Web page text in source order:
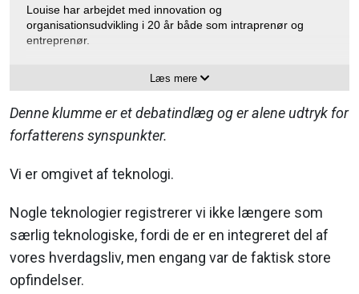
Louise har arbejdet med innovation og
organisationsudvikling i 20 år både som intraprenør og
entreprenør.
Hun beskriver sig selv om innovationsaktivist og brænder for
at være med til at skabe forandring. Sin største
har arbejdet med biblioteksudvikling – herunder udvikling af
Dokk1 i Aarhus og Smart City udvikling i både national og
international sammenhæng.
Louise har også været festivalchef for Danmarks største
været udviklings- og innovationschef i det tidligere IT-Forum.
Derudover har Louise et soft spot for børn og teknologi, og
derfor har Louise været med til at udvikle NGO’en Coding
Pirates – en landsdækkende organisation, der laver IT-
kreative værksteder for 7-17 årige.
Læs mere
Denne klumme er et debatindlæg og er alene udtryk for
forfatterens synspunkter.
Vi er omgivet af teknologi.
Nogle teknologier registrerer vi ikke længere som
særlig teknologiske, fordi de er en integreret del af
vores hverdagsliv, men engang var de faktisk store
opfindelser.